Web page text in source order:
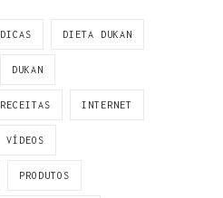
DICAS DIETA DUKAN
DUKAN
RECEITAS INTERNET
VÍDEOS
PRODUTOS